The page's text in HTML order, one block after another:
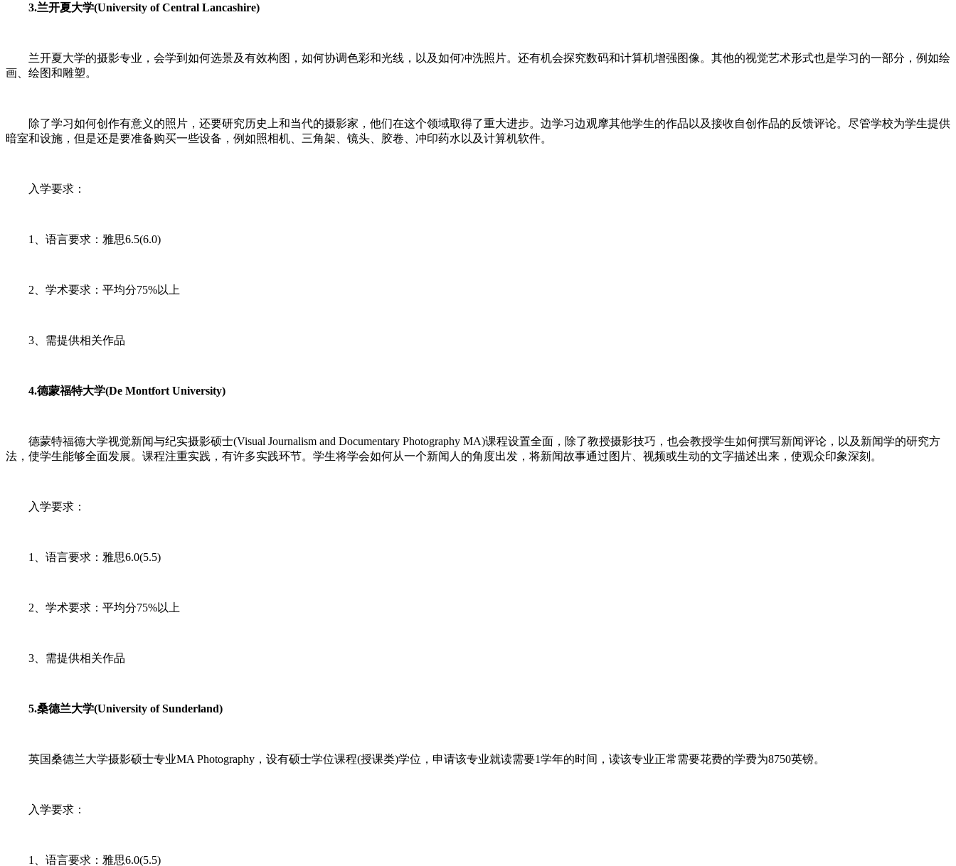
3.兰开夏大学(University of Central Lancashire)
兰开夏大学的摄影专业，会学到如何选景及有效构图，如何协调色彩和光线，以及如何冲洗照片。还有机会探究数码和计算机增强图像。其他的视觉艺术形式也是学习的一部分，例如绘
画、绘图和雕塑。
除了学习如何创作有意义的照片，还要研究历史上和当代的摄影家，他们在这个领域取得了重大进步。边学习边观摩其他学生的作品以及接收自创作品的反馈评论。尽管学校为学生提供
暗室和设施，但是还是要准备购买一些设备，例如照相机、三角架、镜头、胶卷、冲印药水以及计算机软件。
入学要求：
1、语言要求：雅思6.5(6.0)
2、学术要求：平均分75%以上
3、需提供相关作品
4.德蒙福特大学(De Montfort University)
德蒙特福德大学视觉新闻与纪实摄影硕士(Visual Journalism and Documentary Photography MA)课程设置全面，除了教授摄影技巧，也会教授学生如何撰写新闻评论，以及新闻学的研究方
法，使学生能够全面发展。课程注重实践，有许多实践环节。学生将学会如何从一个新闻人的角度出发，将新闻故事通过图片、视频或生动的文字描述出来，使观众印象深刻。
入学要求：
1、语言要求：雅思6.0(5.5)
2、学术要求：平均分75%以上
3、需提供相关作品
5.桑德兰大学(University of Sunderland)
英国桑德兰大学摄影硕士专业MA Photography，设有硕士学位课程(授课类)学位，申请该专业就读需要1学年的时间，读该专业正常需要花费的学费为8750英镑。
入学要求：
1、语言要求：雅思6.0(5.5)